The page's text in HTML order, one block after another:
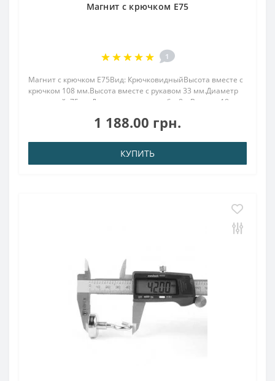
Магнит с крючком E75
1
Магнит с крючком E75Вид: КрючковидныйВысота вместе с
крючком 108 мм.Высота вместе с рукавом 33 мм.Диаметр
наружный: 75 ммДиаметр внутр. резьба: 8.мВысота: 18
Ni)Намагничивание: N38Сцепление прибл.: 180,00 кгТем..
1 188.00 грн.
КУПИТЬ